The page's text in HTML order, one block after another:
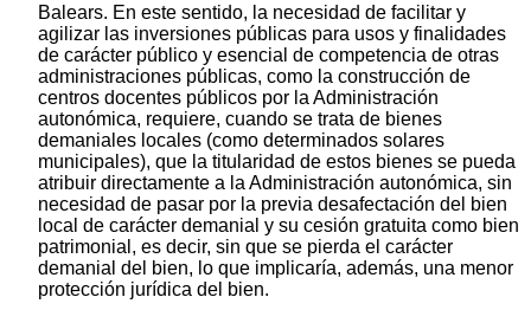
Balears. En este sentido, la necesidad de facilitar y
agilizar las inversiones públicas para usos y finalidades
de carácter público y esencial de competencia de otras
administraciones públicas, como la construcción de
centros docentes públicos por la Administración
autonómica, requiere, cuando se trata de bienes
demaniales locales (como determinados solares
municipales), que la titularidad de estos bienes se pueda
atribuir directamente a la Administración autonómica, sin
necesidad de pasar por la previa desafectación del bien
local de carácter demanial y su cesión gratuita como bien
patrimonial, es decir, sin que se pierda el carácter
demanial del bien, lo que implicaría, además, una menor
protección jurídica del bien.